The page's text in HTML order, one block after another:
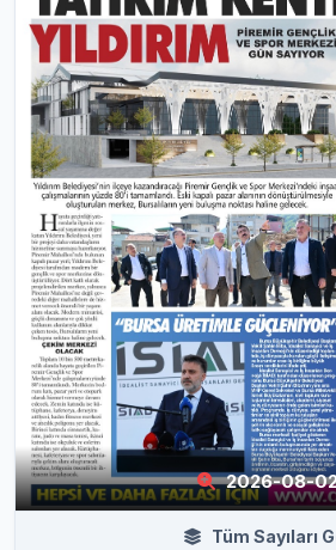
2026-08-
Tüm Sayıları